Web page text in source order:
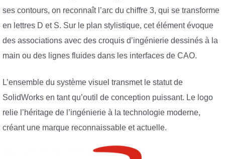
ses contours, on reconnaît l’arc du chiffre 3, qui se transforme
en lettres D et S. Sur le plan stylistique, cet élément évoque
des associations avec des croquis d’ingénierie dessinés à la
main ou des lignes fluides dans les interfaces de CAO.
L’ensemble du système visuel transmet le statut de
SolidWorks en tant qu’outil de conception puissant. Le logo
relie l’héritage de l’ingénierie à la technologie moderne,
créant une marque reconnaissable et actuelle.